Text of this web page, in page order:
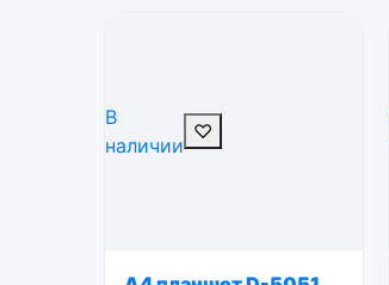
В
наличии
♡